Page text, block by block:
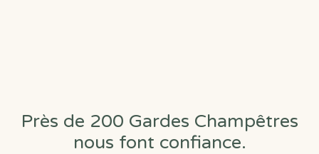
Près de 200 Gardes Champêtres
nous font confiance.